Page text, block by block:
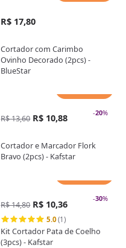
R$ 17,80
Cortador com Carimbo
Ovinho Decorado (2pcs) -
BlueStar
-20%
R$ 13,60 R$ 10,88
Cortador e Marcador Flork
Bravo (2pcs) - Kafstar
-30%
R$ 14,80 R$ 10,36
5.0(1)
Kit Cortador Pata de Coelho
(3pcs) - Kafstar